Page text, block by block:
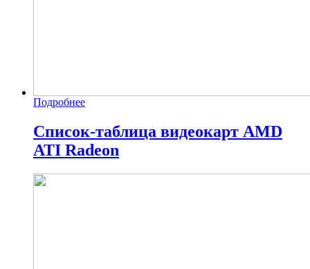
Подробнее
Список-таблица видеокарт AMD
ATI Radeon